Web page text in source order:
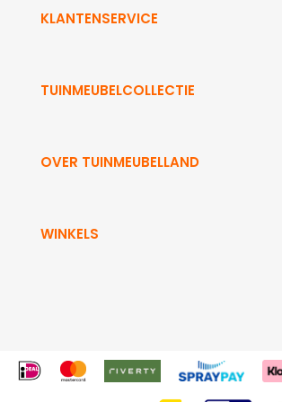
KLANTENSERVICE
TUINMEUBELCOLLECTIE
OVER TUINMEUBELLAND
WINKELS